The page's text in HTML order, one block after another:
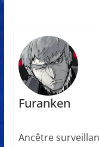
Furanken
Ancêtre